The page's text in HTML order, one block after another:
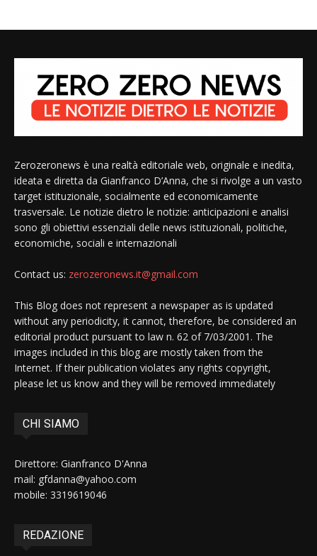
Zerozeronews è una realtà editoriale web, originale e inedita,
ideata e diretta da Gianfranco D’Anna, che si rivolge a un vasto
target istituzionale, socialmente ed economicamente
trasversale. Le notizie dietro le notizie: anticipazioni e analisi
sono gli obiettivi essenziali delle news istituzionali, politiche,
economiche, sociali e internazionali
Contact us: zerozeronews.it@gmail.com
This Blog does not represent a newspaper as is updated
without any periodicity, it cannot, therefore, be considered an
editorial product pursuant to law n. 62 of 7/03/2001. The
images included in this blog are mostly taken from the
Internet. If their publication violates any rights copyright,
please let us know and they will be removed immediately
CHI SIAMO
Direttore: Gianfranco D'Anna
mail: gfdanna@yahoo.com
mobile: 3319619046
REDAZIONE